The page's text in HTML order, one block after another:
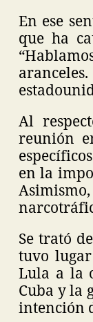
En ese
que ha
Al
reunión
en la
Se trató
tuvo
Lula a la
Cuba y la
intención